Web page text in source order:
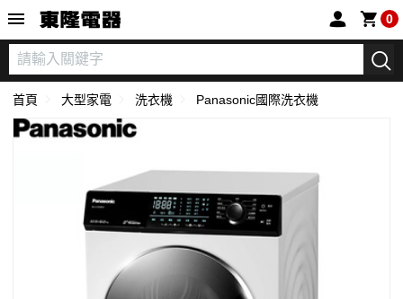
0
首頁 大型家電 洗衣機 Panasonic國際洗衣機